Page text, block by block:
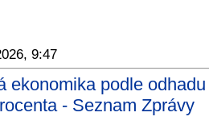
9:47
ekonomika podle
- Seznam Zprávy